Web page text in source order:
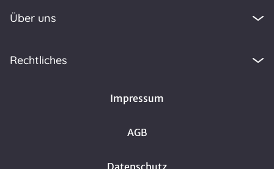
Über uns
Rechtliches
Impressum
AGB